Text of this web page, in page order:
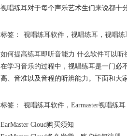
视唱练耳对于每个声乐艺术生们来说都十
标签： 视唱练耳软件 ， 视唱练耳 ， 视唱练
如何提高练耳即听音能力 什么软件可以听
在学习音乐的过程中，视唱练耳是一门必
高、音准以及音程的听辨能力。下面和大
标签： 视唱练耳软件 ， Earmaster视唱练耳
EarMaster Cloud购买须知